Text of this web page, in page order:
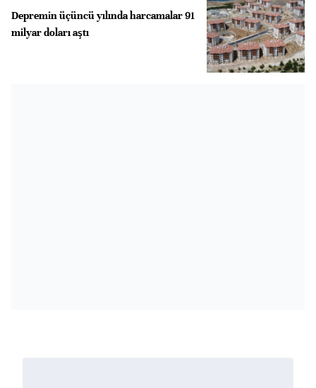
Depremin üçüncü yılında harcamalar 91
milyar doları aştı